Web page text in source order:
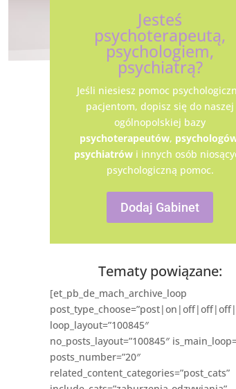
Jesteś
psychoterapeutą,
psychologiem,
psychiatrą?
Jeśli niesiesz pomoc
pacjentom, dopisz się do naszej
ogólnopolskiej bazy
psychoterapeutów,
psychiatrów i innych osób
psychologiczną pomoc.
Dodaj Gabinet
Tematy powiązane:
[et_pb_de_mach_archive_loop
loop_layout=”100845″
no_posts_layout=”100845″
posts_number=”20″
related_content_categories=”post_cats”